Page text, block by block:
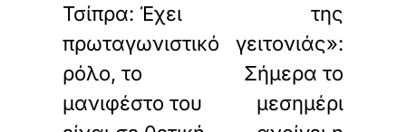
Τσίπρα: Έχει
πρωταγωνιστικό
ρόλο, το
μανιφέστο του
της
γειτονιάς»:
Σήμερα το
μεσημέρι